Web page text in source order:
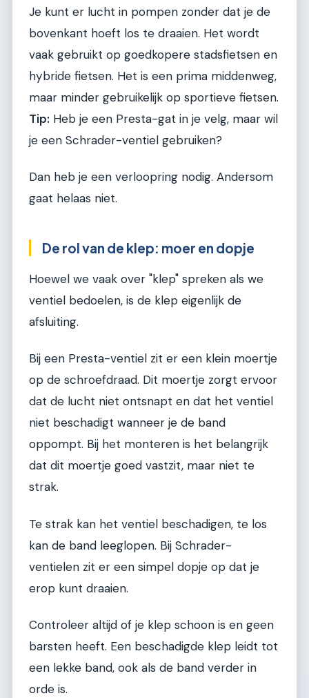
Je kunt er lucht in pompen zonder dat je de
bovenkant hoeft los te draaien. Het wordt
vaak gebruikt op goedkopere stadsfietsen en
hybride fietsen. Het is een prima middenweg,
maar minder gebruikelijk op sportieve fietsen.
Tip: Heb je een Presta-gat in je velg, maar wil
je een Schrader-ventiel gebruiken?
Dan heb je een verloopring nodig. Andersom
gaat helaas niet.
De rol van de klep: moer en dopje
Hoewel we vaak over "klep" spreken als we
ventiel bedoelen, is de klep eigenlijk de
afsluiting.
Bij een Presta-ventiel zit er een klein moertje
op de schroefdraad. Dit moertje zorgt ervoor
dat de lucht niet ontsnapt en dat het ventiel
niet beschadigt wanneer je de band
oppompt. Bij het monteren is het belangrijk
dat dit moertje goed vastzit, maar niet te
strak.
Te strak kan het ventiel beschadigen, te los
kan de band leeglopen. Bij Schrader-
ventielen zit er een simpel dopje op dat je
erop kunt draaien.
Controleer altijd of je klep schoon is en geen
barsten heeft. Een beschadigde klep leidt tot
een lekke band, ook als de band verder in
orde is.